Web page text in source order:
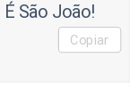
São João!
Copiar